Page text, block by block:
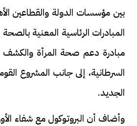
بين مؤسسات الدولة والقطاعين
المبادرات الرئاسية المعنية
مبادرة دعم صحة المرأة والكشف
السرطانية، إلى جانب المشروع
الجديد.
وأضاف أن البروتوكول مع شفاء